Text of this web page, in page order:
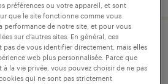
de
(f/h)
préférences ou votre appareil, et sont
que le site fonctionne comme vous
performance de notre site, et pour vous
sur d’autres sites. En général, ces
de vous identifier directement, mais elles
web plus personnalisée. Parce que
la vie privée, vous pouvez choisir de ne pas
qui ne sont pas strictement